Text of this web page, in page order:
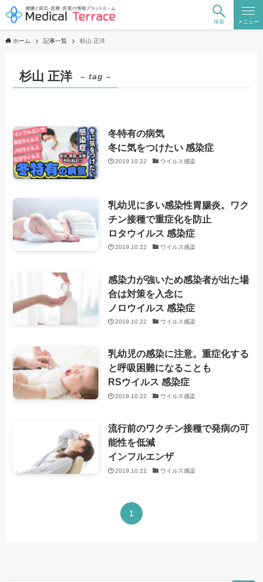
検索 メニュー
ホーム 記事一覧 杉山 正洋
杉山 正洋 – tag –
冬特有の病気
冬に気をつけたい 感染症
2019.10.22 ウイルス感染
乳幼児に多い感染性胃腸炎。ワク
チン接種で重症化を防止
ロタウイルス 感染症
2019.10.22 ウイルス感染
感染力が強いため感染者が出た場
合は対策を入念に
ノロウイルス 感染症
2019.10.22 ウイルス感染
乳幼児の感染に注意。重症化する
と呼吸困難になることも
RSウイルス 感染症
2019.10.22 ウイルス感染
流行前のワクチン接種で発病の可
能性を低減
インフルエンザ
2019.10.22 ウイルス感染
1